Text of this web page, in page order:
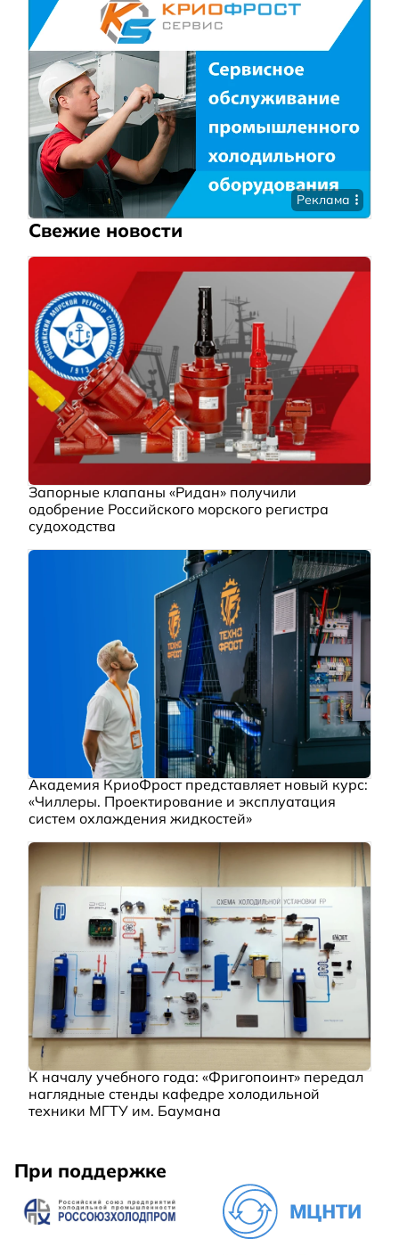
Реклама
Свежие новости
Запорные клапаны «Ридан» получили
одобрение Российского морского регистра
судоходства
Академия КриоФрост представляет новый курс:
«Чиллеры. Проектирование и эксплуатация
систем охлаждения жидкостей»
К началу учебного года: «Фригопоинт» передал
наглядные стенды кафедре холодильной
техники МГТУ им. Баумана
При поддержке